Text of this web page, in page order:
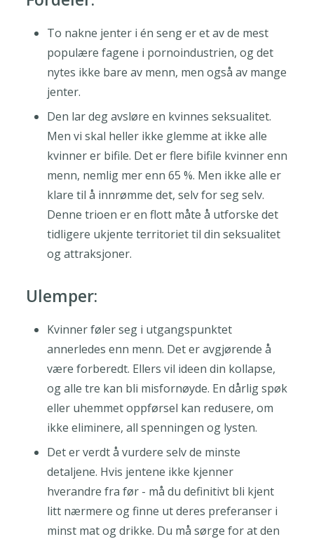
To nakne jenter i én seng er et av de mest
populære fagene i pornoindustrien, og det
nytes ikke bare av menn, men også av mange
jenter.
Den lar deg avsløre en kvinnes seksualitet.
Men vi skal heller ikke glemme at ikke alle
kvinner er bifile. Det er flere bifile kvinner enn
menn, nemlig mer enn 65 %. Men ikke alle er
klare til å innrømme det, selv for seg selv.
Denne trioen er en flott måte å utforske det
tidligere ukjente territoriet til din seksualitet
og attraksjoner.
Ulemper:
Kvinner føler seg i utgangspunktet
annerledes enn menn. Det er avgjørende å
være forberedt. Ellers vil ideen din kollapse,
og alle tre kan bli misfornøyde. En dårlig spøk
eller uhemmet oppførsel kan redusere, om
ikke eliminere, all spenningen og lysten.
Det er verdt å vurdere selv de minste
detaljene. Hvis jentene ikke kjenner
hverandre fra før - må du definitivt bli kjent
litt nærmere og finne ut deres preferanser i
minst mat og drikke. Du må sørge for at den